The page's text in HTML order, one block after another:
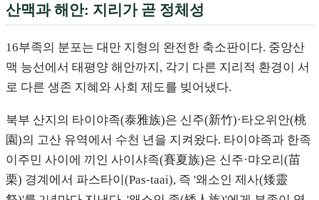
산맥과 해안: 지리가 곧 정체성
16부족의 분포는 대만 지형의 완전한 축소판이다. 중앙산
맥 능선에서 태평양 해안까지, 각기 다른 지리적 환경이 서
로 다른 생존 지혜와 사회 제도를 빚어냈다.
북부 산지의 타이야족(泰雅族)은 신주(新竹)·타오위안(桃
園)의 고산 유역에서 수천 년을 지켜왔다. 타이야족과 한족
이주민 사이에 끼인 사이샤족(賽夏族)은 신주·먀오리(苗
栗) 경계에서 파스타이(Pas-taai), 즉 '왜소인 제사(矮靈